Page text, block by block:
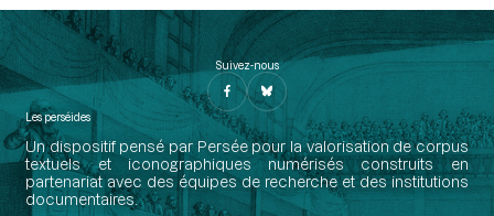
Suivez-nous
Les perséides
Un dispositif pensé par Persée pour la valorisation de corpus
textuels et iconographiques numérisés construits en
partenariat avec des équipes de recherche et des institutions
documentaires.